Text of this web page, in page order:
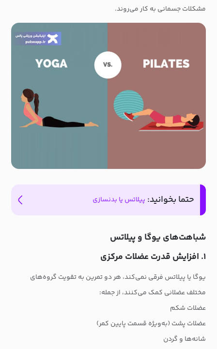
مشکلات جسمانی به کار می‌روند.
حتما بخوانید: پیلاتس یا بدنسازی
شباهت‌های یوگا و پیلاتس
۱. افزایش قدرت عضلات مرکزی
یوگا یا پیلاتس فرقی نمی‌کند، هر دو تمرین به تقویت گروه‌های
مختلف عضلانی کمک می‌کنند، از جمله:
عضلات شکم
عضلات پشت (به‌ویژه قسمت پایین کمر)
شانه‌ها و گردن